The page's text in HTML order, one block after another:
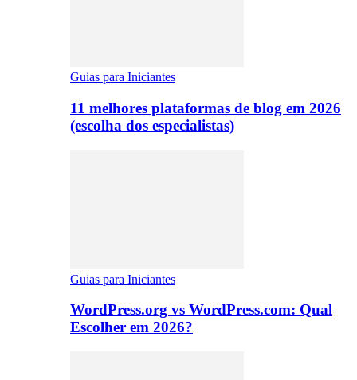
Guias para Iniciantes
11 melhores plataformas de blog em 2026
(escolha dos especialistas)
Guias para Iniciantes
WordPress.org vs WordPress.com: Qual
Escolher em 2026?